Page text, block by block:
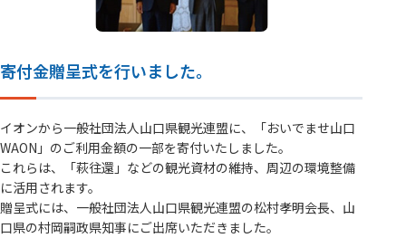
寄付金贈呈式を行いました。
イオンから一般社団法人山口県観光連盟に、「おいでませ山口
WAON」のご利用金額の一部を寄付いたしました。
これらは、「萩往還」などの観光資材の維持、周辺の環境整備
に活用されます。
贈呈式には、一般社団法人山口県観光連盟の松村孝明会長、山
口県の村岡嗣政県知事にご出席いただきました。